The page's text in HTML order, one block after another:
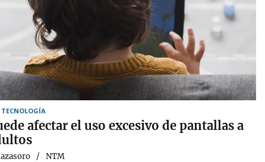
afectar el uso excesivo de pantallas a
NTM